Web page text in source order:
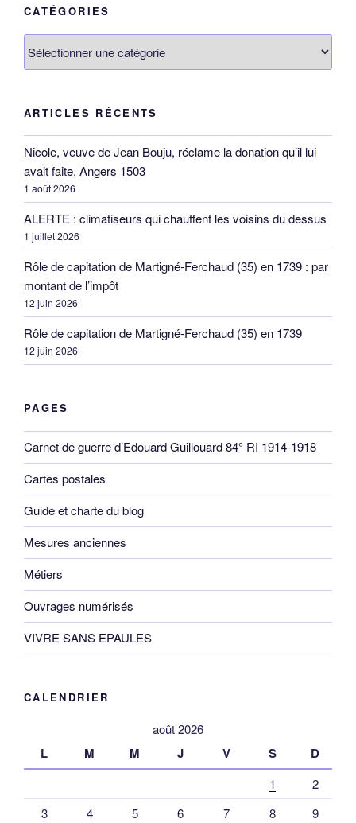
CATÉGORIES
ARTICLES RÉCENTS
Nicole, veuve de Jean Bouju, réclame la donation qu’il lui
avait faite, Angers 1503
1 août 2026
ALERTE : climatiseurs qui chauffent les voisins du dessus
1 juillet 2026
Rôle de capitation de Martigné-Ferchaud (35) en 1739 : par
montant de l’impôt
12 juin 2026
Rôle de capitation de Martigné-Ferchaud (35) en 1739
12 juin 2026
PAGES
Carnet de guerre d’Edouard Guillouard 84° RI 1914-1918
Cartes postales
Guide et charte du blog
Mesures anciennes
Métiers
Ouvrages numérisés
VIVRE SANS EPAULES
CALENDRIER
août 2026
L M M J V S D
1
2
3
4 5 6 7 8
9